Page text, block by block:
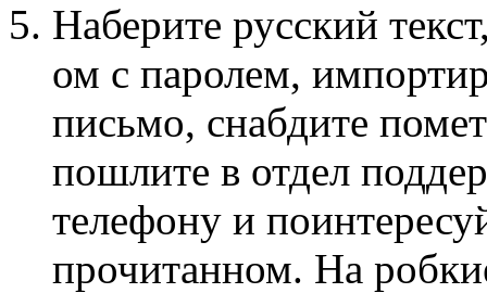
Hаберите русский
ом с паролем,
письмо, снабдите
пошлите в отдел
телефону и
прочитанном. Hа